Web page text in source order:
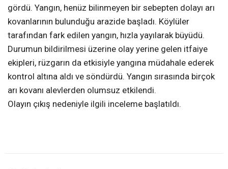
gördü. Yangın, henüz bilinmeyen bir sebepten dolayı arı
kovanlarının bulunduğu arazide başladı. Köylüler
tarafından fark edilen yangın, hızla yayılarak büyüdü.
Durumun bildirilmesi üzerine olay yerine gelen itfaiye
ekipleri, rüzgarın da etkisiyle yangına müdahale ederek
kontrol altına aldı ve söndürdü. Yangın sırasında birçok
arı kovanı alevlerden olumsuz etkilendi.
Olayın çıkış nedeniyle ilgili inceleme başlatıldı.